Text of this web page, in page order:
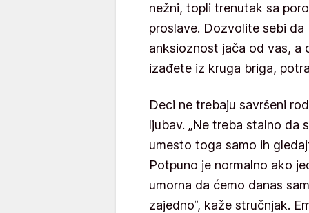
nežni, topli trenutak sa
proslave. Dozvolite sebi
anksioznost jača od vas, a
izađete iz kruga briga,
Deci ne trebaju savršeni
ljubav. „Ne treba stalno da
umesto toga samo ih
Potpuno je normalno ako
umorna da ćemo danas
zajedno“, kaže stručnjak.